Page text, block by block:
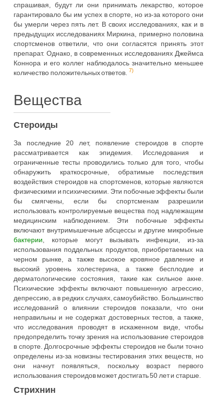
спрашивая, будут ли они принимать лекарство, которое
гарантировало бы им успех в спорте, но из-за которого они
бы умерли через пять лет. В своих исследованиях, как и в
предыдущих исследованиях Миркина, примерно половина
спортсменов ответили, что они согласятся принять этот
препарат. Однако, в современных исследованиях Джеймса
Коннора и его коллег наблюдалось значительно меньшее
количество положительных ответов. 7)
Вещества
Стероиды
За последние 20 лет, появление стероидов в спорте
рассматривается как эпидемия. Исследования и
ограниченные тесты проводились только для того, чтобы
обнаружить краткосрочные, обратимые последствия
воздействия стероидов на спортсменов, которые являются
физическими и психическими. Эти побочные эффекты были
бы смягчены, если бы спортсменам разрешили
использовать контролируемые вещества под надлежащим
медицинским наблюдением. Эти побочные эффекты
включают внутримышечные абсцессы и другие микробные
бактерии , которые могут вызывать инфекции, из-за
использования поддельных продуктов, приобретаемых на
черном рынке, а также высокое кровяное давление и
высокий уровень холестерина, а также бесплодие и
дерматологические состояния, такие как сильное акне.
Психические эффекты включают повышенную агрессию,
депрессию, а в редких случаях, самоубийство. Большинство
исследований о влиянии стероидов показали, что они
неправильны и не содержат достоверных тестов, а также,
что исследования проводят в искаженном виде, чтобы
предопределить точку зрения на использование стероидов
в спорте. Долгосрочные эффекты стероидов не были точно
определены из-за новизны тестирования этих веществ, но
они начнут появляться, поскольку возраст первого
использования стероидов может достигать 50 лет и старше.
Стрихнин